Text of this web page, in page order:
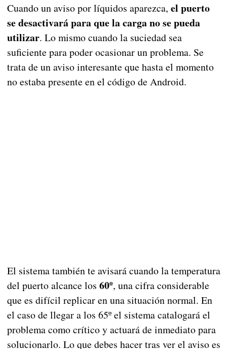
Cuando un aviso por líquidos aparezca, el puerto
se desactivará para que la carga no se pueda
utilizar. Lo mismo cuando la suciedad sea
suficiente para poder ocasionar un problema. Se
trata de un aviso interesante que hasta el momento
no estaba presente en el código de Android.
El sistema también te avisará cuando la temperatura
del puerto alcance los 60º, una cifra considerable
que es difícil replicar en una situación normal. En
el caso de llegar a los 65º el sistema catalogará el
problema como crítico y actuará de inmediato para
solucionarlo. Lo que debes hacer tras ver el aviso es